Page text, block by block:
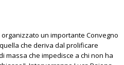
un importante Convegno
che deriva dal prolificare
massa che impedisce a chi non ha